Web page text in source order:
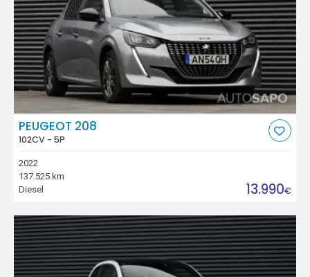
PEUGEOT 208
102CV - 5P
2022
137.525 km
Diesel
13.990€